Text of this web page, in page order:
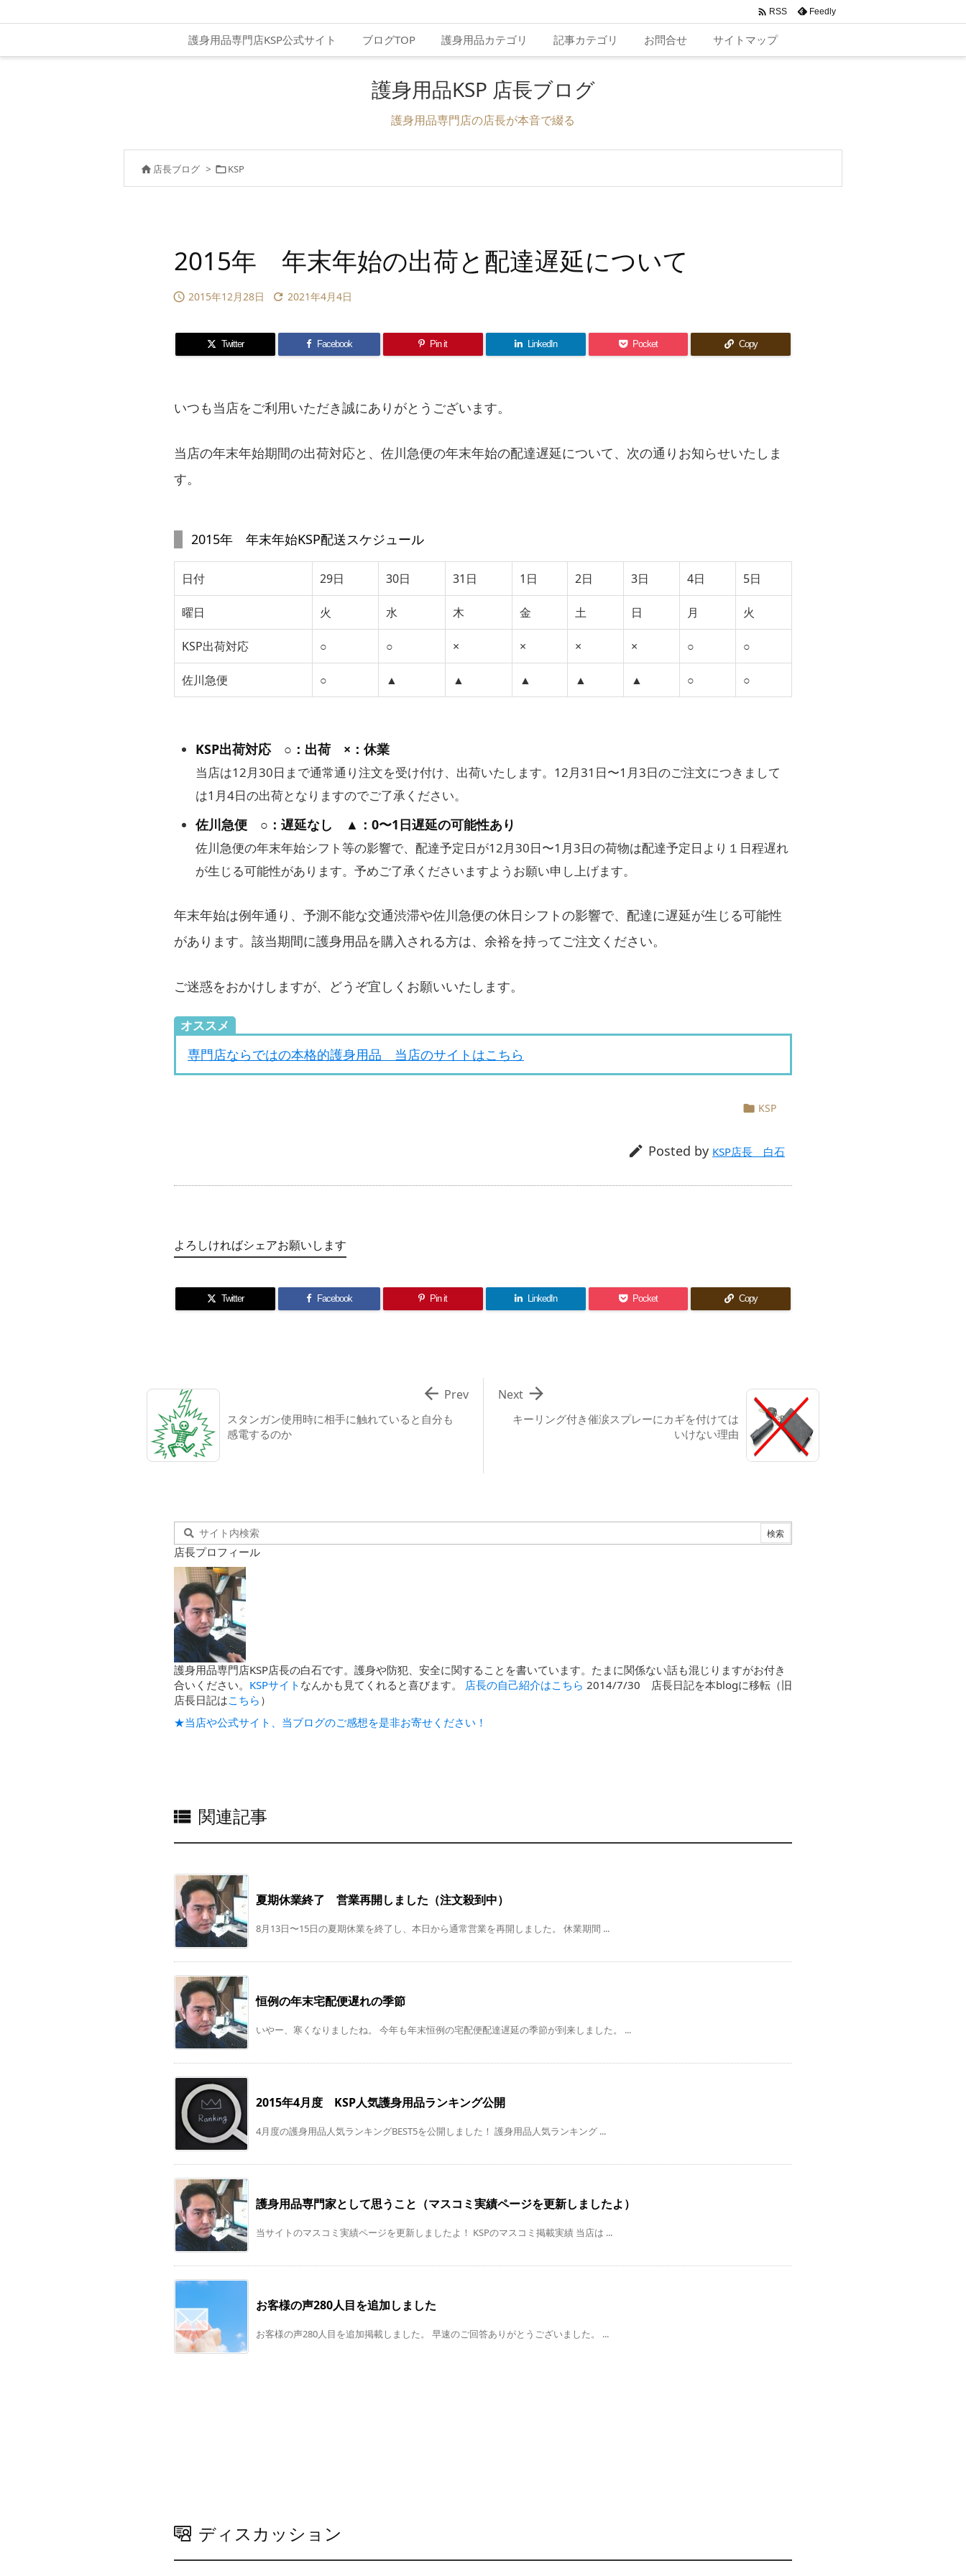
護身用品専門店KSP公式サイト ブログTOP 護身用品カテゴリ 記事カテゴリ お問合せ サイトマップ
 RSS Feedly
護身用品KSP 店長ブログ
護身用品専門店の店長が本音で綴る
 店長ブログ > KSP
2015年 年末年始の出荷と配達遅延について
 2015年12月28日  2021年4月4日
Twitter Facebook Pin it LinkedIn Pocket Copy
いつも当店をご利用いただき誠にありがとうございます。
当店の年末年始期間の出荷対応と、佐川急便の年末年始の配達遅延について、次の通りお知らせいたしま
す。
2015年 年末年始KSP配送スケジュール
日付 29日 30日 31日 1日 2日 3日 4日 5日
曜日 火 水 木 金 土 日 月 火
KSP出荷対応 ○ ○ × × × × ○ ○
佐川急便 ○ ▲ ▲ ▲ ▲ ▲ ○ ○
KSP出荷対応 ○：出荷 ×：休業
当店は12月30日まで通常通り注文を受け付け、出荷いたします。12月31日〜1月3日のご注文につきまして
は1月4日の出荷となりますのでご了承ください。
佐川急便 ○：遅延なし ▲：0〜1日遅延の可能性あり
佐川急便の年末年始シフト等の影響で、配達予定日が12月30日〜1月3日の荷物は配達予定日より１日程遅れ
が生じる可能性があります。予めご了承くださいますようお願い申し上げます。
年末年始は例年通り、予測不能な交通渋滞や佐川急便の休日シフトの影響で、配達に遅延が生じる可能性
があります。該当期間に護身用品を購入される方は、余裕を持ってご注文ください。
ご迷惑をおかけしますが、どうぞ宜しくお願いいたします。
オススメ
専門店ならではの本格的護身用品 当店のサイトはこちら
 KSP
 Posted by KSP店長 白石
よろしければシェアお願いします
Twitter Facebook Pin it LinkedIn Pocket Copy
キーリング付き催涙スプレーにカギを付けては
いけない理由

Next
スタンガン使用時に相手に触れていると自分も
感電するのか
 Prev
店長プロフィール
護身用品専門店KSP店長の白石です。護身や防犯、安全に関することを書いています。たまに関係ない話も混じりますがお付き
合いください。 KSPサイト なんかも見てくれると喜びます。 店長の自己紹介はこちら 2014/7/30 店長日記を本blogに移転（旧
店長日記はこちら ）
★当店や公式サイト、当ブログのご感想を是非お寄せください！
 関連記事
夏期休業終了 営業再開しました（注文殺到中）
8月13日〜15日の夏期休業を終了し、本日から通常営業を再開しました。 休業期間 ...
恒例の年末宅配便遅れの季節
いやー、寒くなりましたね。 今年も年末恒例の宅配便配達遅延の季節が到来しました。 ...
2015年4月度 KSP人気護身用品ランキング公開
4月度の護身用品人気ランキングBEST5を公開しました！ 護身用品人気ランキング ...
護身用品専門家として思うこと（マスコミ実績ページを更新しましたよ）
当サイトのマスコミ実績ページを更新しましたよ！ KSPのマスコミ掲載実績 当店は ...
お客様の声280人目を追加しました
お客様の声280人目を追加掲載しました。 早速のご回答ありがとうございました。 ...
ディスカッション